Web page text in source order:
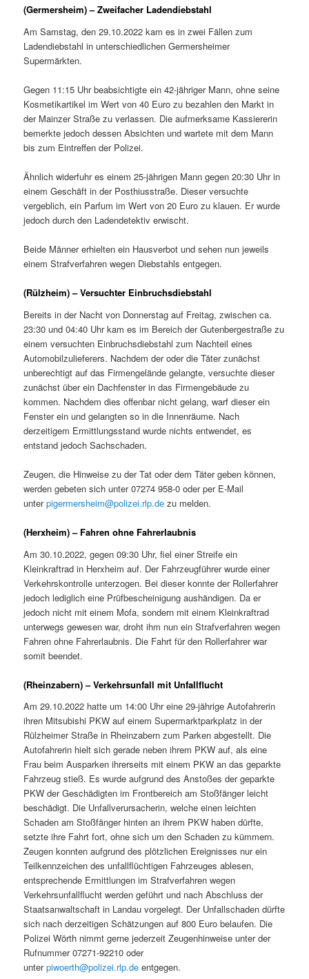
(Germersheim) – Zweifacher Ladendiebstahl
Am Samstag, den 29.10.2022 kam es in zwei Fällen zum
Ladendiebstahl in unterschiedlichen Germersheimer
Supermärkten.
Gegen 11:15 Uhr beabsichtigte ein 42-jähriger Mann, ohne seine
Kosmetikartikel im Wert von 40 Euro zu bezahlen den Markt in
der Mainzer Straße zu verlassen. Die aufmerksame Kassiererin
bemerkte jedoch dessen Absichten und wartete mit dem Mann
bis zum Eintreffen der Polizei.
Ähnlich widerfuhr es einem 25-jährigen Mann gegen 20:30 Uhr in
einem Geschäft in der Posthiusstraße. Dieser versuchte
vergeblich, ein Parfum im Wert von 20 Euro zu klauen. Er wurde
jedoch durch den Ladendetektiv erwischt.
Beide Männer erhielten ein Hausverbot und sehen nun jeweils
einem Strafverfahren wegen Diebstahls entgegen.
(Rülzheim) – Versuchter Einbruchsdiebstahl
Bereits in der Nacht von Donnerstag auf Freitag, zwischen ca.
23:30 und 04:40 Uhr kam es im Bereich der Gutenbergestraße zu
einem versuchten Einbruchsdiebstahl zum Nachteil eines
Automobilzulieferers. Nachdem der oder die Täter zunächst
unberechtigt auf das Firmengelände gelangte, versuchte dieser
zunächst über ein Dachfenster in das Firmengebäude zu
kommen. Nachdem dies offenbar nicht gelang, warf dieser ein
Fenster ein und gelangten so in die Innenräume. Nach
derzeitigem Ermittlungsstand wurde nichts entwendet, es
entstand jedoch Sachschaden.
Zeugen, die Hinweise zu der Tat oder dem Täter geben können,
werden gebeten sich unter 07274 958-0 oder per E-Mail
unterpigermersheim@polizei.rlp.de zu melden.
(Herxheim) – Fahren ohne Fahrerlaubnis
Am 30.10.2022, gegen 09:30 Uhr, fiel einer Streife ein
Kleinkraftrad in Herxheim auf. Der Fahrzeugführer wurde einer
Verkehrskontrolle unterzogen. Bei dieser konnte der Rollerfahrer
jedoch lediglich eine Prüfbescheinigung aushändigen. Da er
jedoch nicht mit einem Mofa, sondern mit einem Kleinkraftrad
unterwegs gewesen war, droht ihm nun ein Strafverfahren wegen
Fahren ohne Fahrerlaubnis. Die Fahrt für den Rollerfahrer war
somit beendet.
(Rheinzabern) – Verkehrsunfall mit Unfallflucht
Am 29.10.2022 hatte um 14:00 Uhr eine 29-jährige Autofahrerin
ihren Mitsubishi PKW auf einem Supermarktparkplatz in der
Rülzheimer Straße in Rheinzabern zum Parken abgestellt. Die
Autofahrerin hielt sich gerade neben ihrem PKW auf, als eine
Frau beim Ausparken ihrerseits mit einem PKW an das geparkte
Fahrzeug stieß. Es wurde aufgrund des Anstoßes der geparkte
PKW der Geschädigten im Frontbereich am Stoßfänger leicht
beschädigt. Die Unfallverursacherin, welche einen leichten
Schaden am Stoßfänger hinten an ihrem PKW haben dürfte,
setzte ihre Fahrt fort, ohne sich um den Schaden zu kümmern.
Zeugen konnten aufgrund des plötzlichen Ereignisses nur ein
Teilkennzeichen des unfallflüchtigen Fahrzeuges ablesen,
entsprechende Ermittlungen im Strafverfahren wegen
Verkehrsunfallflucht werden geführt und nach Abschluss der
Staatsanwaltschaft in Landau vorgelegt. Der Unfallschaden dürfte
sich nach derzeitigen Schätzungen auf 800 Euro belaufen. Die
Polizei Wörth nimmt gerne jederzeit Zeugenhinweise unter der
Rufnummer 07271-92210 oder
unterpiwoerth@polizei.rlp.de entgegen.